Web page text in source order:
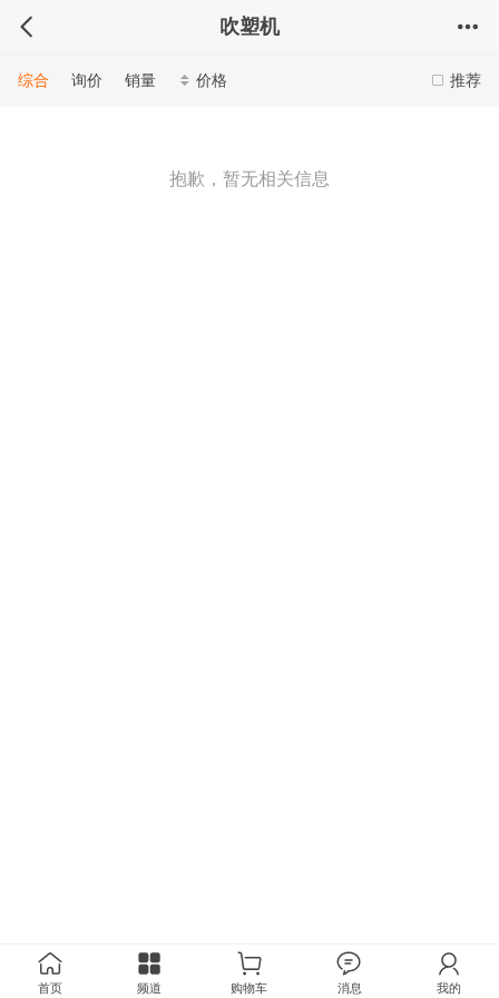
吹塑机
推荐
综合 询价 销量 价格
抱歉，暂无相关信息
首页 频道 购物车 消息 我的